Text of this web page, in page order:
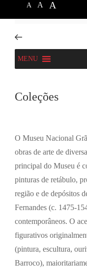
A A A
to
content
MENU
Coleções
O Museu Nacional
obras de arte de
principal do Museu é
pinturas de retábulo,
região e de depósitos
Fernandes (c. 1475-
contemporâneos. O
figurativos
(pintura, escultura,
Barroco),